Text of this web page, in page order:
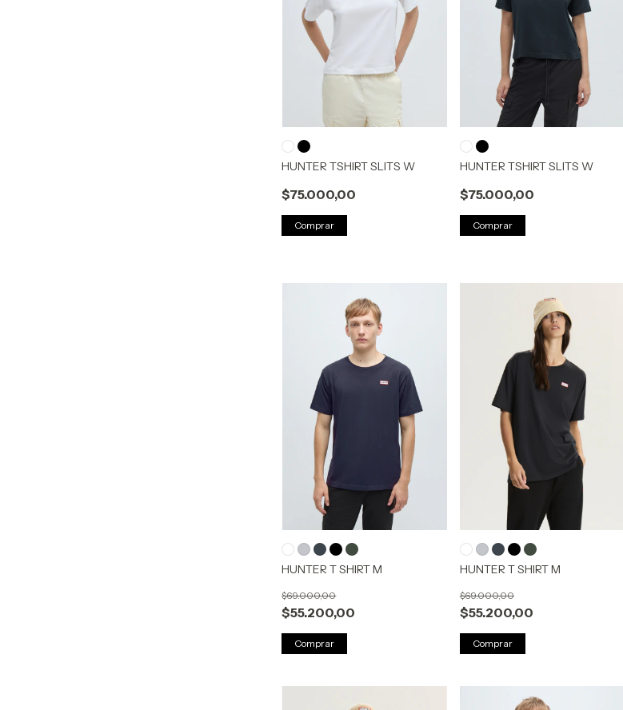
HUNTER TSHIRT SLITS W
$75.000,00
Comprar
HUNTER TSHIRT SLITS W
$75.000,00
Comprar
HUNTER T SHIRT M
$55.200,00
$69.000,00
Comprar
HUNTER T SHIRT M
$55.200,00
$69.000,00
Comprar